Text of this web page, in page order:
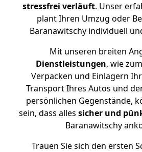
stressfrei verläuft. Unser
plant Ihren Umzug oder
Baranawitschy individuell
Mit unseren breiten
Dienstleistungen, wie
Verpacken und Einlagern
Transport Ihres Autos und
persönlichen Gegenstände,
sein, dass alles sicher und
Baranawitschy
Trauen Sie sich den ersten